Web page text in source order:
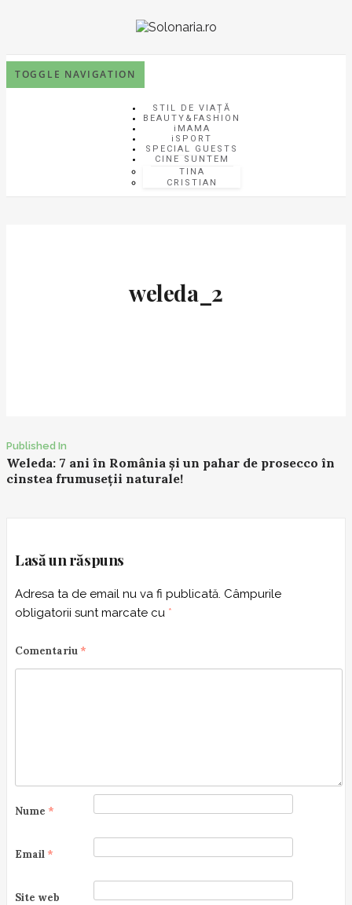
TOGGLE NAVIGATION
STIL DE VIAȚĂ
BEAUTY&FASHION
iMAMA
iSPORT
SPECIAL GUESTS
CINE SUNTEM
TINA
CRISTIAN
weleda_2
P
o
Published In
Weleda: 7 ani în România și un pahar de prosecco în
cinstea frumuseții naturale!
Lasă un răspuns
Adresa ta de email nu va fi publicată. Câmpurile
obligatorii sunt marcate cu *
Comentariu *
Nume *
Email *
Site web